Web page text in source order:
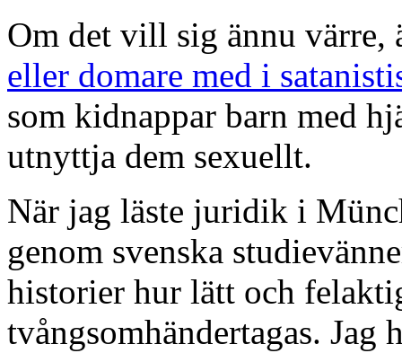
Om det vill sig ännu värre,
eller domare med i
som kidnappar barn med
utnyttja dem sexuellt.
När jag läste juridik i
genom svenska
historier hur lätt och
tvångsomhändertagas. Jag